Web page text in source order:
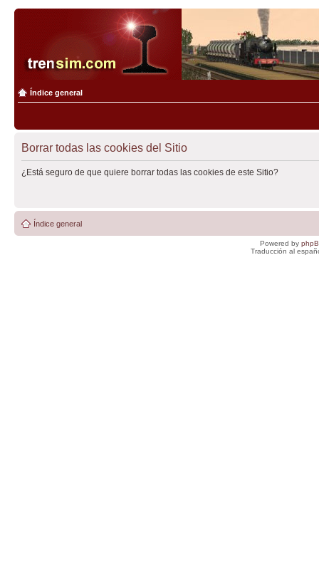
Índice general
Borrar todas las cookies del Sitio
¿Está seguro de que quiere borrar todas las cookies de este Sitio?
Índice general
Powered by
Traducción al